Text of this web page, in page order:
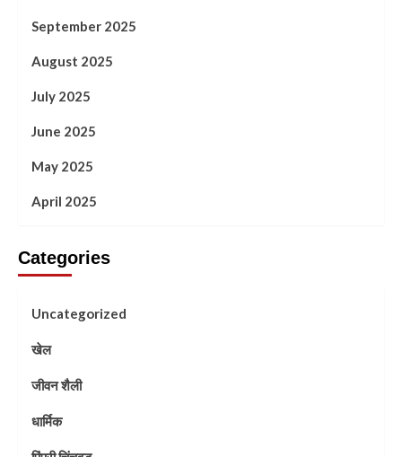
September 2025
August 2025
July 2025
June 2025
May 2025
April 2025
Categories
Uncategorized
खेल
जीवन शैली
धार्मिक